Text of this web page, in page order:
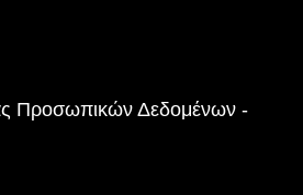
Προσωπικών Δεδομένων -